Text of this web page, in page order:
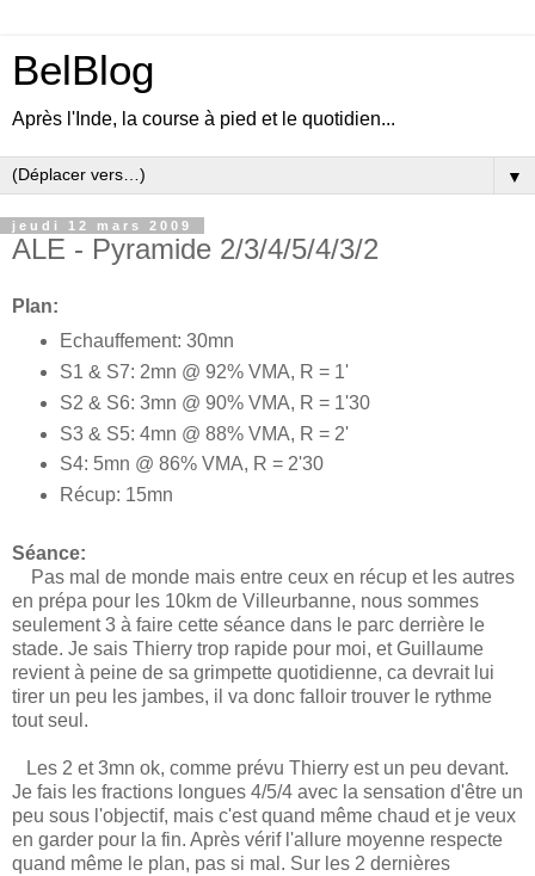
BelBlog
Après l'Inde, la course à pied et le quotidien...
▼
jeudi 12 mars 2009
ALE - Pyramide 2/3/4/5/4/3/2
Plan:
Echauffement: 30mn
S1 & S7: 2mn @ 92% VMA, R = 1'
S2 & S6: 3mn @ 90% VMA, R = 1'30
S3 & S5: 4mn @ 88% VMA, R = 2'
S4: 5mn @ 86% VMA, R = 2'30
Récup: 15mn
Séance:
Pas mal de monde mais entre ceux en récup et les autres
en prépa pour les 10km de Villeurbanne, nous sommes
seulement 3 à faire cette séance dans le parc derrière le
stade. Je sais Thierry trop rapide pour moi, et Guillaume
revient à peine de sa grimpette quotidienne, ca devrait lui
tirer un peu les jambes, il va donc falloir trouver le rythme
tout seul.
Les 2 et 3mn ok, comme prévu Thierry est un peu devant.
Je fais les fractions longues 4/5/4 avec la sensation d'être un
peu sous l'objectif, mais c'est quand même chaud et je veux
en garder pour la fin. Après vérif l'allure moyenne respecte
quand même le plan, pas si mal. Sur les 2 dernières